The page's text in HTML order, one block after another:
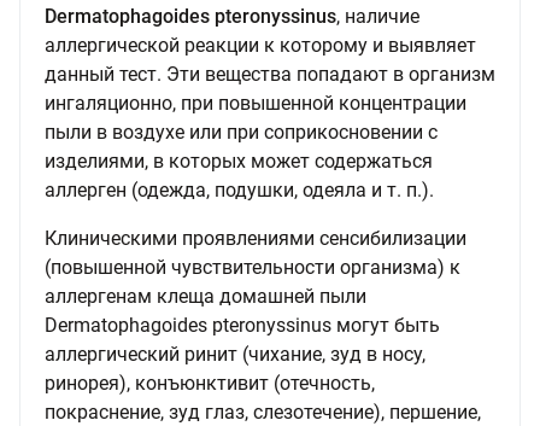
Dermatophagoides pteronyssinus, наличие
аллергической реакции к которому и выявляет
данный тест. Эти вещества попадают в организм
ингаляционно, при повышенной концентрации
пыли в воздухе или при соприкосновении с
изделиями, в которых может содержаться
аллерген (одежда, подушки, одеяла и т. п.).
Клиническими проявлениями сенсибилизации
(повышенной чувствительности организма) к
аллергенам клеща домашней пыли
Dermatophagoides pteronyssinus могут быть
аллергический ринит (чихание, зуд в носу,
ринорея), конъюнктивит (отечность,
покраснение, зуд глаз, слезотечение), першение,